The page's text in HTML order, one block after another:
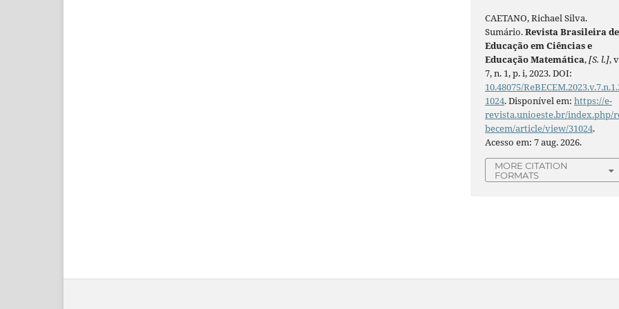
CAETANO, Richael Silva.
Sumário.Revista Brasileira de
Educação em Ciências e
Educação Matemática,[S. l.],
7, n. 1, p. i, 2023. DOI:
10.48075/
1024. Disponível em:https://e-
revista.unioeste.br/index.php/
becem/article/view/31024.
Acesso em: 7 aug. 2026.
MORE CITATION
FORMATS